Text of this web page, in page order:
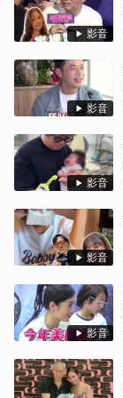
影音
影音
影音
影音
影音